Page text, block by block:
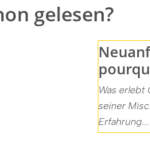
gelesen?
Was erlebt
seiner
Erfahrung...